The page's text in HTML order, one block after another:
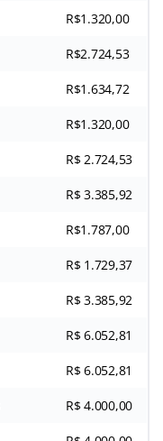
R$1.320,00
R$2.724,53
R$1.634,72
R$1.320,00
R$ 2.724,53
R$ 3.385,92
R$1.787,00
R$ 1.729,37
R$ 3.385,92
R$ 6.052,81
R$ 6.052,81
R$ 4.000,00